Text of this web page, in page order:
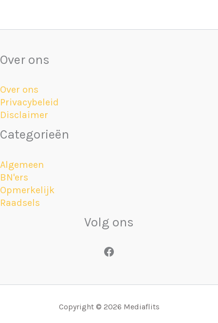
Over ons
Over ons
Privacybeleid
Disclaimer
Categorieën
Algemeen
BN'ers
Opmerkelijk
Raadsels
Volg ons
Facebook
Copyright © 2026 Mediaflits